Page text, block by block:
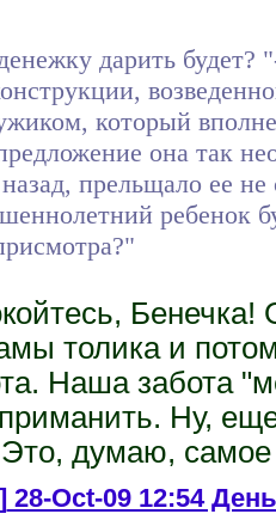
дарить будет?
который
она так
назад, прельщало ее
ребенок
Бенечка!
толика и
Наша забота
Ну,
думаю, самое
28-Oct-09 12:54